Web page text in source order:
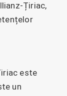
Țiriac,
este
un